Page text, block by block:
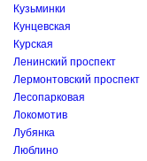
Кузьминки
Кунцевская
Курская
Ленинский проспект
Лермонтовский проспект
Лесопарковая
Локомотив
Лубянка
Люблино